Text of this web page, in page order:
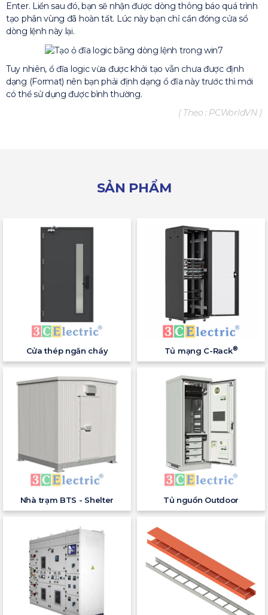
Enter. Liền sau đó, bạn sẽ nhận được dòng thông báo quá trình
tạo phân vùng đã hoàn tất. Lúc này bạn chỉ cần đóng cửa sổ
dòng lệnh này lại.
Tuy nhiên, ổ đĩa logic vừa được khởi tạo vẫn chưa được định
dạng (Format) nên bạn phải định dạng ổ đĩa này trước thì mới
có thể sử dụng được bình thường.
( Theo : PCWorldVN )
SẢN PHẨM
Cửa thép ngăn cháy Tủ mạng C-Rack®
Nhà trạm BTS - Shelter Tủ nguồn Outdoor